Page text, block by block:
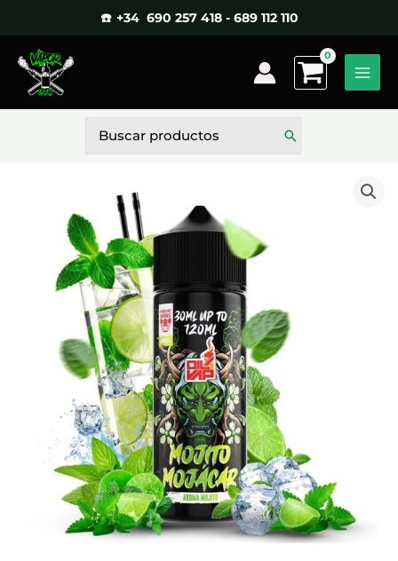
contenido
☎️ +34 690 257 418 - 689 112 110
por: